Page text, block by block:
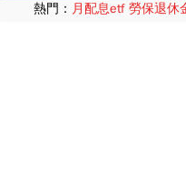
熱門： 月配息etf 勞保退休